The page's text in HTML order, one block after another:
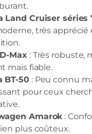
Land Cruiser séries
très apprécié
Max : Très robuste,
mais fiable.
BT-50: Peu connu
pour ceux
Amarok :
plus coûteux.